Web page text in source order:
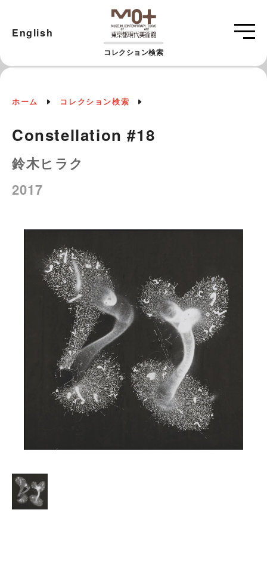
コレクション検索
English
ホーム コレクション検索
Constellation #18
鈴木ヒラク
2017